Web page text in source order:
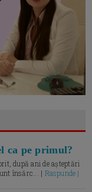
ca pe primul?
după ani de așteptări
însărc... | Raspunde |